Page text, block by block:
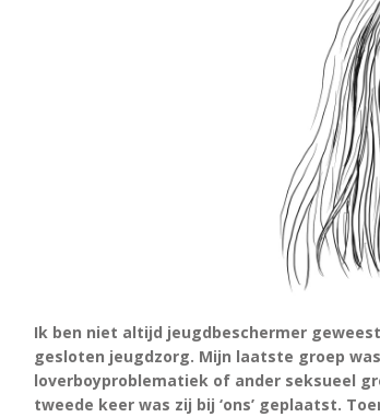
Ik ben niet altijd jeugdbeschermer
gesloten jeugdzorg. Mijn laatste groep
loverboyproblematiek of ander seksueel
tweede keer was zij bij ‘ons’ geplaatst.